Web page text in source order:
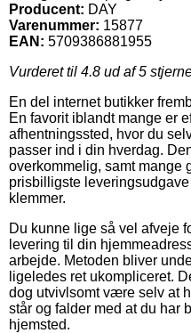
Producent: DAY
Varenummer: 15877
EAN: 5709386881955
Vurderet til 4.8 ud af 5
En del internet butikker
En favorit iblandt mange er
afhentningssted, hvor du
passer ind i din hverdag.
overkommelig, samt mange
prisbilligste
klemmer.
Du kunne lige så vel afveje
levering til din
arbejde. Metoden bliver
ligeledes ret ukompliceret.
dog utvivlsomt være selv at
står og falder med at du har
hjemsted.